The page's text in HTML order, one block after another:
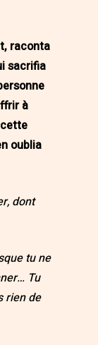
raconta
sacrifia
à
oublia
dont
tu ne
Tu
rien de